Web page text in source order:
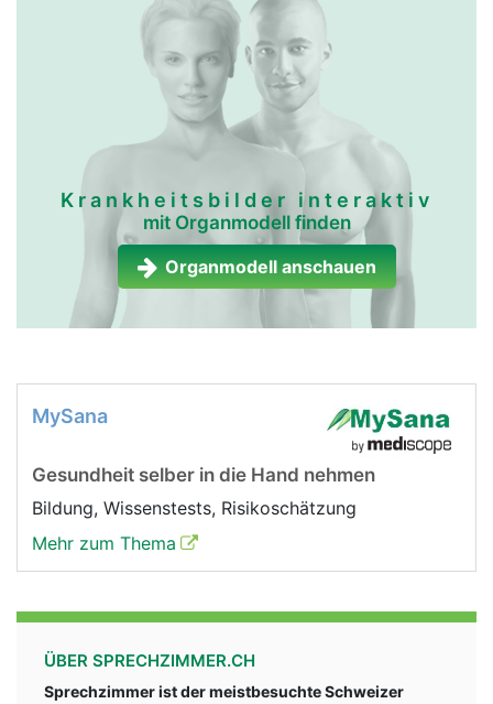
Krankheitsbilder interaktiv
mit Organmodell finden
Organmodell anschauen
MySana
Gesundheit selber in die Hand nehmen
Bildung, Wissenstests, Risikoschätzung
Mehr zum Thema
ÜBER SPRECHZIMMER.CH
Sprechzimmer ist der meistbesuchte Schweizer